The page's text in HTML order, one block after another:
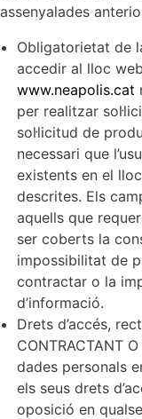
assenyalades
Obligatorietat de
accedir al lloc
www.neapolis.cat
per realitzar
sol·licitud de
necessari que
existents en el
descrites. Els
aquells que
ser coberts la
impossibilitat de
contractar o la
d’informació.
Drets d’accés,
CONTRACTANT
dades personals
els seus drets
oposició en